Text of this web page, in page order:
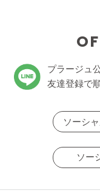
プラージュ
友達登録で
ソーシ
ソー